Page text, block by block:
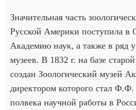
Значительная часть
Русской Америки поступила в
Академию наук, а также в ряд
музеев. В 1832 г. на базе
создан Зоологический музей
директором которого стал
полвека научной работы в